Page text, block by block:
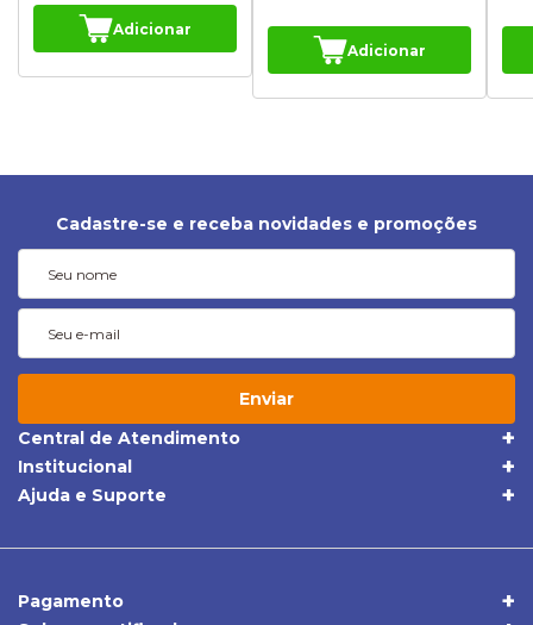
Adicionar
Adicionar
Cadastre-se e receba novidades e promoções
Enviar
Central de Atendimento
(19) 3395-1668
(19) 98409-5604
Atendimento de Seg. a Sex. das 8h às 18h
Institucional
Quem Somos
Qualidade
Ajuda e Suporte
Entrega
Central de Atendimento
Pagamento